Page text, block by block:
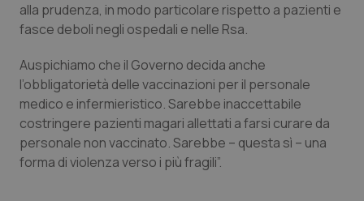
Lazio
Liguria
Lombardia
Marche
Diabete & glucometri
Disturbi dell’umore
Dolore
Donna & Salute
alla prudenza, in modo particolare rispetto a pazienti e
fasce deboli negli ospedali e nelle Rsa.
Auspichiamo che il Governo decida anche
l’obbligatorietà delle vaccinazioni per il personale
medico e infermieristico. Sarebbe inaccettabile
costringere pazienti magari allettati a farsi curare da
personale non vaccinato. Sarebbe – questa sì – una
forma di violenza verso i più fragili”.